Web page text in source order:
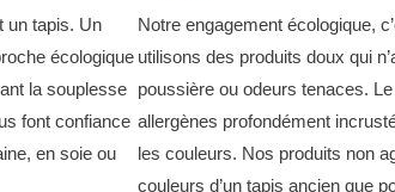
un tapis. Un
écologique
la souplesse
font confiance
en soie ou
Notre engagement écologique,
utilisons des produits doux qui
poussière ou odeurs tenaces.
allergènes profondément
les couleurs. Nos produits non
couleurs d’un tapis ancien que